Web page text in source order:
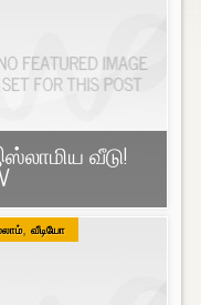
வீடு!
, வீடியோ